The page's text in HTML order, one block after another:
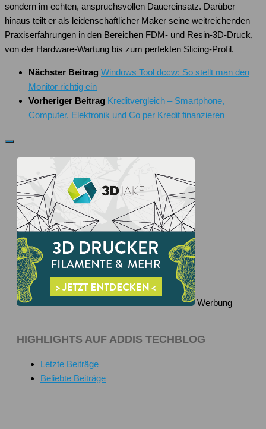
sondern im echten, anspruchsvollen Dauereinsatz. Darüber
hinaus teilt er als leidenschaftlicher Maker seine weitreichenden
Praxiserfahrungen in den Bereichen FDM- und Resin-3D-Druck,
von der Hardware-Wartung bis zum perfekten Slicing-Profil.
Nächster Beitrag Windows Tool dccw: So stellt man den
Monitor richtig ein
Vorheriger Beitrag Kreditvergleich – Smartphone,
Computer, Elektronik und Co per Kredit finanzieren
Werbung
HIGHLIGHTS AUF ADDIS TECHBLOG
Letzte Beiträge
Beliebte Beiträge